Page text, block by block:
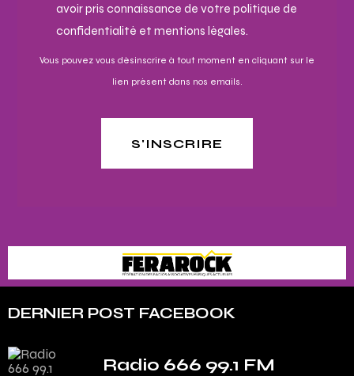
avoir pris connaissance de votre politique de
confidentialité et mentions légales.
Vous pouvez vous désinscrire à tout moment en cliquant sur le
lien présent dans nos emails.
S'INSCRIRE
DERNIER POST FACEBOOK
Radio 666 99.1 FM